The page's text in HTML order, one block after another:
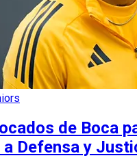
de Boca
Defensa y